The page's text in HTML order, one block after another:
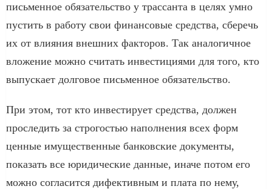
письменное обязательство у трассанта в целях умно
пустить в работу свои финансовые средства, сберечь
их от влияния внешних факторов. Так аналогичное
вложение можно считать инвестициями для того, кто
выпускает долговое письменное обязательство.
При этом, тот кто инвестирует средства, должен
проследить за строгостью наполнения всех форм
ценные имущественные банковские документы,
показать все юридические данные, иначе потом его
можно согласится дифективным и плата по нему,